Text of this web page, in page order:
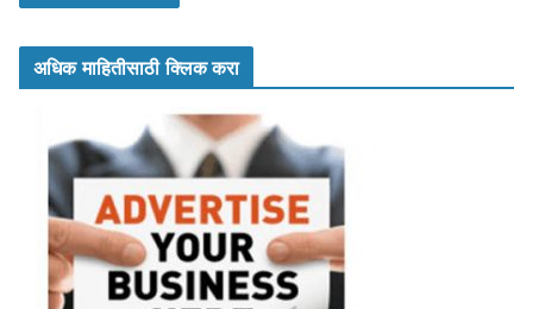
अधिक माहितीसाठी क्लिक करा